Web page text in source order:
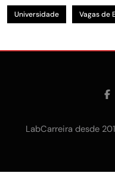
Universidade Vagas de
LabCarreira desde